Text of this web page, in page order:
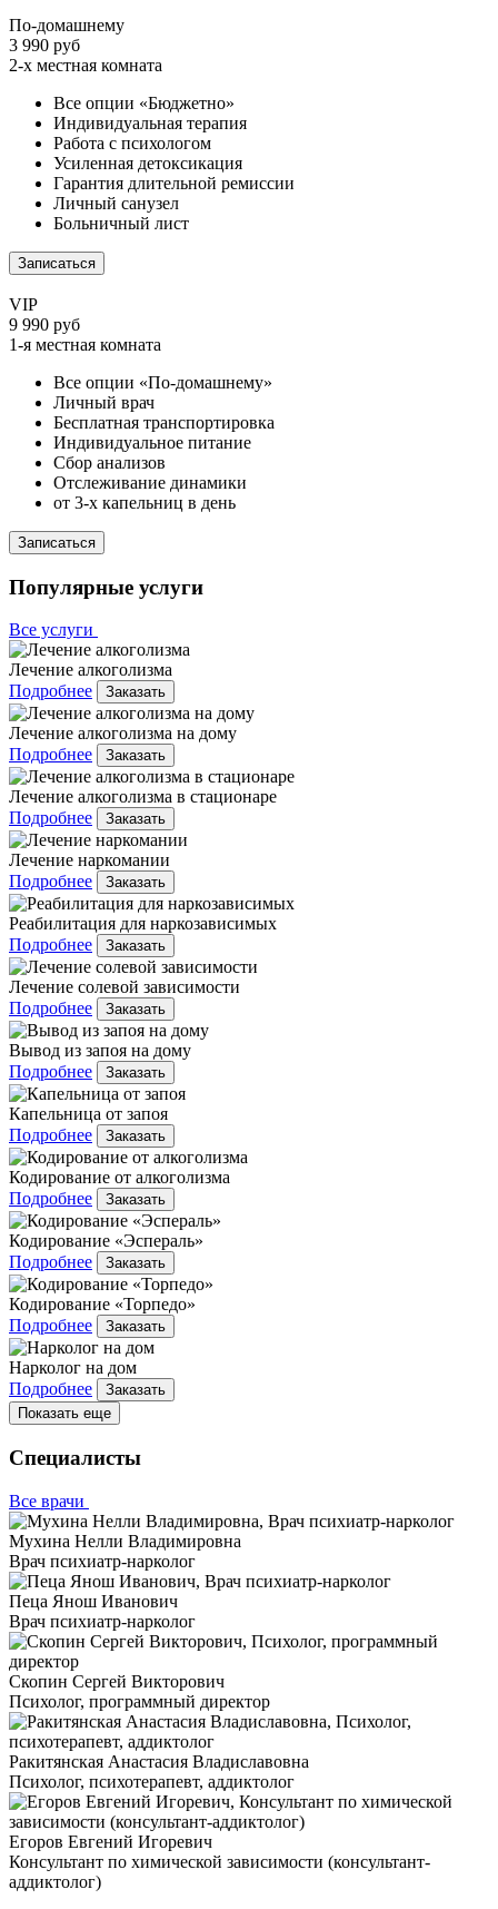
По-домашнему
3 990 руб
2-х местная комната
Все опции «Бюджетно»
Индивидуальная терапия
Работа с психологом
Усиленная детоксикация
Гарантия длительной ремиссии
Личный санузел
Больничный лист
Записаться
VIP
9 990 руб
1-я местная комната
Все опции «По-домашнему»
Личный врач
Бесплатная транспортировка
Индивидуальное питание
Сбор анализов
Отслеживание динамики
от 3-х капельниц в день
Записаться
Популярные услуги
Все услуги
Лечение алкоголизма
Подробнее
Заказать
Лечение алкоголизма на дому
Подробнее
Заказать
Лечение алкоголизма в стационаре
Подробнее
Заказать
Лечение наркомании
Подробнее
Заказать
Реабилитация для наркозависимых
Подробнее
Заказать
Лечение солевой зависимости
Подробнее
Заказать
Вывод из запоя на дому
Подробнее
Заказать
Капельница от запоя
Подробнее
Заказать
Кодирование от алкоголизма
Подробнее
Заказать
Кодирование «Эспераль»
Подробнее
Заказать
Кодирование «Торпедо»
Подробнее
Заказать
Нарколог на дом
Подробнее
Заказать
Показать еще
Специалисты
Все врачи
Мухина Нелли Владимировна
Врач психиатр-нарколог
Пеца Янош Иванович
Врач психиатр-нарколог
Скопин Сергей Викторович
Психолог, программный директор
Ракитянская Анастасия Владиславовна
Психолог, психотерапевт, аддиктолог
Егоров Евгений Игоревич
Консультант по химической зависимости (консультант-
аддиктолог)